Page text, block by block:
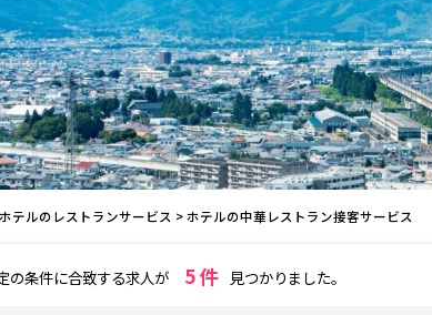
ホテルのレストランサービス >ホテルの中華レストラン接客サービス
の条件に合致する求人が 5 件 見つかりました。